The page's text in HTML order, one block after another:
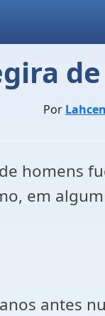
Por
homens
em
antes